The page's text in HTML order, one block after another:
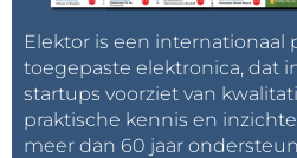
Elektor is een internationaal
toegepaste elektronica, dat
startups voorziet van
praktische kennis en
meer dan 60 jaar